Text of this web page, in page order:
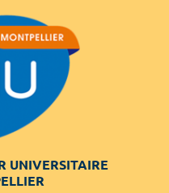
UNIVERSITAIRE